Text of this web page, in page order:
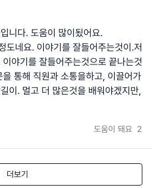
니다. 도움이 많이됬어요.
도네요. 이야기를 잘들어주는것이.저
야기를 잘들어주는것으로 끝나는것
통해 직원과 소통을하고, 이끌어가
이. 멀고 더 많은것을 배워야겠지만,
도움이 돼요 2
더보기